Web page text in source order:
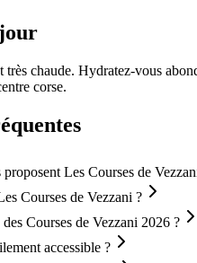
très chaude. Hydratez-vous
corse.
proposent Les Courses de
Courses de Vezzani ?
Courses de Vezzani 2026 ?
accessible ?